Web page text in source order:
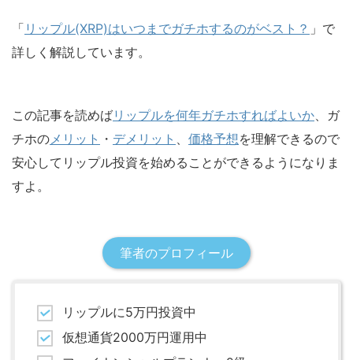
「 リップル(XRP)はいつまでガチホするのがベスト？ 」で
詳しく解説しています。
この記事を読めばリップルを何年ガチホすればよいか、ガ
チホのメリット ・ デメリット 、 価格予想を理解できるので
安心してリップル投資を始めることができるようになりま
すよ。
筆者のプロフィール
リップルに5万円投資中
仮想通貨2000万円運用中